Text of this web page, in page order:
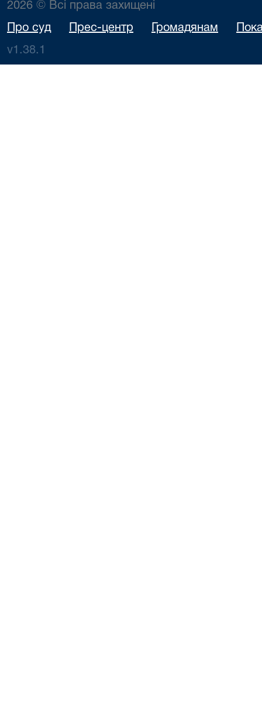
2026 © Всі права захищені
Про суд Прес-центр Громадянам
v1.38.1